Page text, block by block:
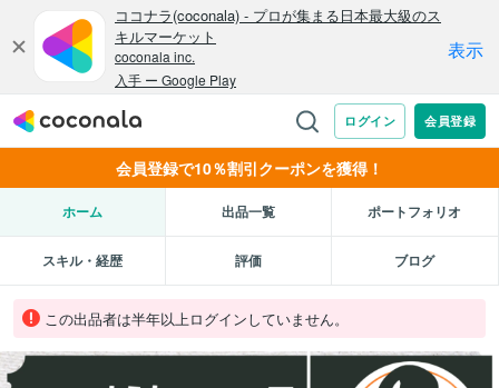
会員登録で10％割引クーポンを獲得！
ホーム 出品一覧 ポートフォリオ
スキル・経歴 評価 ブログ
この出品者は半年以上ログインしていません。